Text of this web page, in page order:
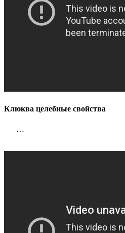
Клюква целебные свойства
…